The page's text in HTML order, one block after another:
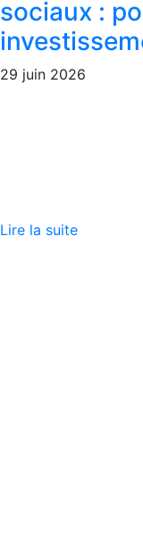
sociaux :
29 juin 2026
Lire la suite